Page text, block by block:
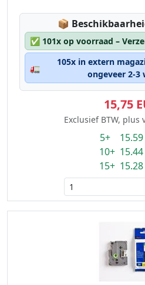
📦 Lagerstatus:
✅ 101x op voorraad –
🚛
105x in extern
ongeveer 2-3
15,75
Exclusief BTW, plus
5+ 15.59
10+ 15.44
15+ 15.28